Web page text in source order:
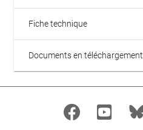
Fiche technique
Documents en téléchargement